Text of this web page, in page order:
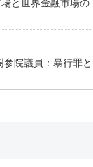
と世界金融市場の
参院議員：暴行罪と